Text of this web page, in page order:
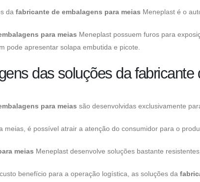
da fabricante de embalagens para meias Meneplast é o
para meias Meneplast possuem furos para
pode apresentar solapa embutida e picote.
das soluções da
para meias são desenvolvidas exclusivamente
meias, é possível atrair a atenção do consumidor para o
meias Meneplast desenvolve soluções bastante
benefício para a operação logística, as soluções da